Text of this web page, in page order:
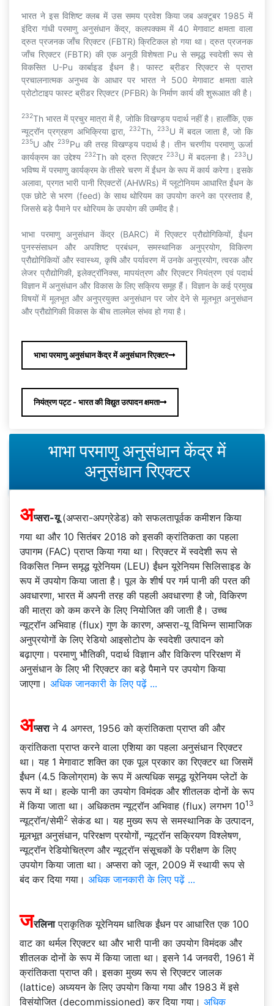
भारत ने इस विशिष्ट क्लब में उस समय प्रवेश किया जब अक्टूबर 1985 में
इंदिरा गांधी परमाणु अनुसंधान केंद्र, कलपक्कम में 40 मेगावाट क्षमता वाला
द्रुत प्रजनक जाँच रिएक्टर (FBTR) क्रिटिकल हो गया था। द्रुत प्रजनक
जाँच रिएक्टर (FBTR) की एक अनूठी विशेषता Pu से समृद्ध स्वदेशी रूप से
विकसित U-Pu कार्बाइड ईंधन है। फास्ट ब्रीडर रिएक्टर से प्राप्त
प्रचालनात्मक अनुभव के आधार पर भारत ने 500 मेगावाट क्षमता वाले
प्रोटोटाइप फास्ट ब्रीडर रिएक्टर (PFBR) के निर्माण कार्य की शुरूआत की है।
232Th भारत में प्रचुर मात्रा में है, जोकि विखण्ड्य पदार्थ नहीं है। हालाँकि, एक
न्यूट्रॉन प्रग्रहण अभिक्रिया द्वारा,232Th,233U में बदल जाता है, जो कि
235U और 239Pu की तरह विखण्ड्य पदार्थ है। तीन चरणीय परमाणु ऊर्जा
कार्यक्रम का उद्देश्य232Th को द्रुत रिएक्टर 233U में बदलना है।233U
भविष्य में परमाणु कार्यक्रम के तीसरे चरण में ईंधन के रूप में कार्य करेगा। इसके
अलावा, प्रगत भारी पानी रिएक्टरों (AHWRs) में प्लूटोनियम आधारित ईंधन के
एक छोटे से भरण (feed) के साथ थोरियम का उपयोग करने का प्रस्ताव है,
जिससे बड़े पैमाने पर थोरियम के उपयोग की उम्मीद है।
भाभा परमाणु अनुसंधान केंद्र (BARC) में रिएक्टर प्रौद्योगिकियों, ईंधन
पुनस्संसाधन और अपशिष्ट प्रबंधन, समस्थानिक अनुप्रयोग, विकिरण
प्रौद्योगिकियों और स्वास्थ्य, कृषि और पर्यावरण में उनके अनुप्रयोग, त्वरक और
लेजर प्रौद्योगिकी, इलेक्ट्रॉनिक्स, मापयंत्रण और रिएक्टर नियंत्रण एवं पदार्थ
विज्ञान में अनुसंधान और विकास के लिए सक्रिय समूह हैं। विज्ञान के कई प्रमुख
विषयों में मूलभूत और अनुप्रयुक्त अनुसंधान पर जोर देने से मूलभूत अनुसंधान
और प्रौद्योगिकी विकास के बीच तालमेल संभव हो गया है।
भाभा परमाणु अनुसंधान केंद्र में अनुसंधान रिएक्टर
नियंत्रण पट्ट - भारत की विद्युत उत्पादन क्षमता
भाभा परमाणु अनुसंधान केंद्र में
अनुसंधान रिएक्टर
अप्सरा-यू (अप्सरा-अपग्रेडेड) को सफलतापूर्वक कमीशन किया
गया था और 10 सितंबर 2018 को इसकी क्रांतिकता का पहला
उपागम (FAC) प्राप्त किया गया था। रिएक्टर में स्वदेशी रूप से
विकसित निम्न समृद्ध यूरेनियम (LEU) ईंधन यूरेनियम सिलिसाइड के
रूप में उपयोग किया जाता है। पूल के शीर्ष पर गर्म पानी की परत की
अवधारणा, भारत में अपनी तरह की पहली अवधारणा है जो, विकिरण
की मात्रा को कम करने के लिए नियोजित की जाती है। उच्च
न्यूट्रॉन अभिवाह (flux) गुण के कारण, अप्सरा-यू विभिन्न सामाजिक
अनुप्रयोगों के लिए रेडियो आइसोटोप के स्वदेशी उत्पादन को
बढ़ाएगा। परमाणु भौतिकी, पदार्थ विज्ञान और विकिरण परिरक्षण में
अनुसंधान के लिए भी रिएक्टर का बड़े पैमाने पर उपयोग किया
जाएगा। अधिक जानकारी के लिए पढ़ें ...
अप्सराने 4 अगस्त, 1956 को क्रांतिकता प्राप्त की और
क्रांतिकता प्राप्त करने वाला एशिया का पहला अनुसंधान रिएक्टर
था। यह 1 मेगावाट शक्ति का एक पूल प्रकार का रिएक्टर था जिसमें
ईंधन (4.5 किलोग्राम) के रूप में अत्यधिक समृद्ध यूरेनियम प्लेटों के
रूप में था। हल्के पानी का उपयोग विमंदक और शीतलक दोनों के रूप
में किया जाता था। अधिकतम न्यूट्रॉन अभिवाह (flux) लगभग 1013
न्यूट्रॉन/सेमी2 सेकंड था। यह मुख्य रूप से समस्थानिक के उत्पादन,
मूलभूत अनुसंधान, परिरक्षण प्रयोगों, न्यूट्रॉन सक्रियण विश्लेषण,
न्यूट्रॉन रेडियोचित्रण और न्यूट्रॉन संसूचकों के परीक्षण के लिए
उपयोग किया जाता था। अप्सरा को जून, 2009 में स्थायी रूप से
बंद कर दिया गया। अधिक जानकारी के लिए पढ़ें ...
जरलिनाप्राकृतिक यूरेनियम धात्विक ईंधन पर आधारित एक 100
वाट का थर्मल रिएक्टर था और भारी पानी का उपयोग विमंदक और
शीतलक दोनों के रूप में किया जाता था। इसने 14 जनवरी, 1961 में
क्रांतिकता प्राप्त की। इसका मुख्य रूप से रिएक्टर जालक
(lattice) अध्ययन के लिए उपयोग किया गया और 1983 में इसे
विसंयोजित (decommissioned) कर दिया गया। अधिक